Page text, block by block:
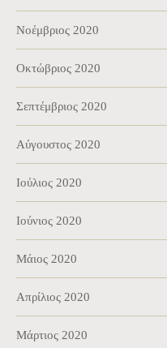
Νοέμβριος 2020
Οκτώβριος 2020
Σεπτέμβριος 2020
Αύγουστος 2020
Ιούλιος 2020
Ιούνιος 2020
Μάιος 2020
Απρίλιος 2020
Μάρτιος 2020